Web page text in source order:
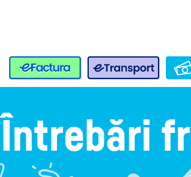
e-Factura e-Transport
Întrebări